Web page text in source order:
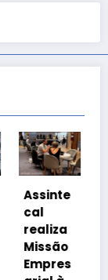
Coalizã
o
Prosper
a Brasil
cobra
isonomi